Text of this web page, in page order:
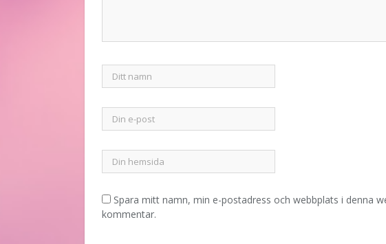
Spara mitt namn, min e-postadress och webbplats i denna
kommentar.